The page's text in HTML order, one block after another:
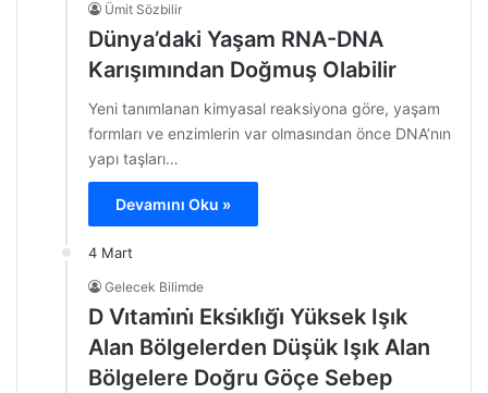
Ümit Sözbilir
Dünya’daki Yaşam RNA-DNA
Karışımından Doğmuş Olabilir
Yeni tanımlanan kimyasal reaksiyona göre, yaşam
formları ve enzimlerin var olmasından önce DNA’nın
yapı taşları…
Devamını Oku »
4 Mart
Gelecek Bilimde
D Vı̇tamı̇nı̇ Eksı̇klı̇ğı̇ Yüksek Işık
Alan Bölgelerden Düşük Işık Alan
Bölgelere Doğru Göçe Sebep